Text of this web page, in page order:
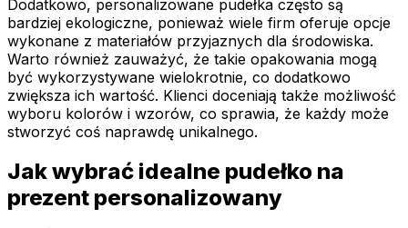
Dodatkowo, personalizowane pudełka często są
bardziej ekologiczne, ponieważ wiele firm oferuje opcje
wykonane z materiałów przyjaznych dla środowiska.
Warto również zauważyć, że takie opakowania mogą
być wykorzystywane wielokrotnie, co dodatkowo
zwiększa ich wartość. Klienci doceniają także możliwość
wyboru kolorów i wzorów, co sprawia, że każdy może
stworzyć coś naprawdę unikalnego.
Jak wybrać idealne pudełko na
prezent personalizowany